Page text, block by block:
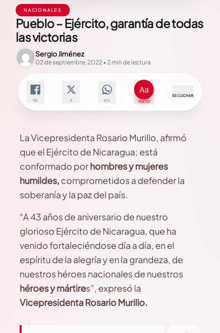
NACIONALES
Pueblo – Ejército, garantía de todas
las victorias
Sergio Jiménez
02 de septiembre, 2022 • 2 min de lectura
FB X WA TEXTO
ESCUCHAR
La Vicepresidenta Rosario Murillo, afirmó
que el Ejército de Nicaragua; está
conformado porhombres y mujeres
humildes, comprometidos a defender la
soberanía y la paz del país.
“A 43 años de aniversario de nuestro
glorioso Ejército de Nicaragua, que ha
venido fortaleciéndose día a día, en el
espíritu de la alegría y en la grandeza, de
nuestros héroes nacionales de nuestros
héroes y mártires”, expresó la
Vicepresidenta Rosario Murillo.